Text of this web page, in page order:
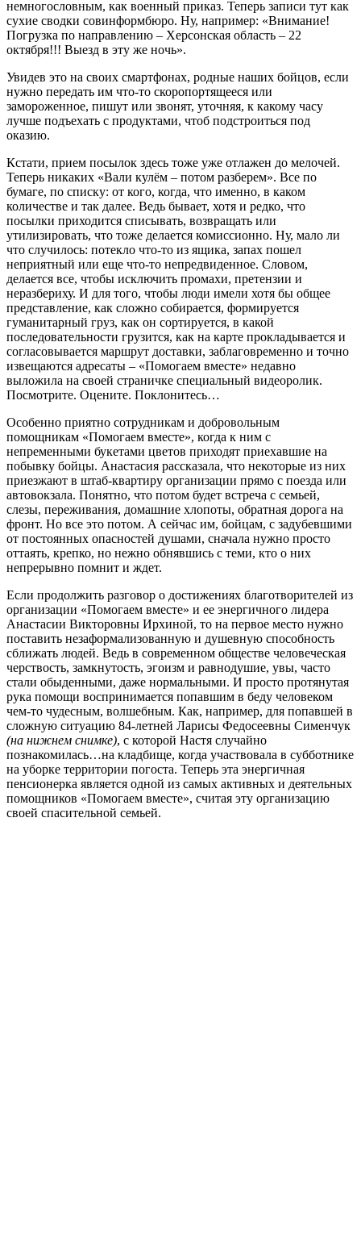
немногословным, как военный приказ. Теперь записи тут как
сухие сводки совинформбюро. Ну, например: «Внимание!
Погрузка по направлению – Херсонская область – 22
октября!!! Выезд в эту же ночь».
Увидев это на своих смартфонах, родные наших бойцов, если
нужно передать им что-то скоропортящееся или
замороженное, пишут или звонят, уточняя, к какому часу
лучше подъехать с продуктами, чтоб подстроиться под
оказию.
Кстати, прием посылок здесь тоже уже отлажен до мелочей.
Теперь никаких «Вали кулём – потом разберем». Все по
бумаге, по списку: от кого, когда, что именно, в каком
количестве и так далее. Ведь бывает, хотя и редко, что
посылки приходится списывать, возвращать или
утилизировать, что тоже делается комиссионно. Ну, мало ли
что случилось: потекло что-то из ящика, запах пошел
неприятный или еще что-то непредвиденное. Словом,
делается все, чтобы исключить промахи, претензии и
неразбериху. И для того, чтобы люди имели хотя бы общее
представление, как сложно собирается, формируется
гуманитарный груз, как он сортируется, в какой
последовательности грузится, как на карте прокладывается и
согласовывается маршрут доставки, заблаговременно и точно
извещаются адресаты – «Помогаем вместе» недавно
выложила на своей страничке специальный видеоролик.
Посмотрите. Оцените. Поклонитесь…
Особенно приятно сотрудникам и добровольным
помощникам «Помогаем вместе», когда к ним с
непременными букетами цветов приходят приехавшие на
побывку бойцы. Анастасия рассказала, что некоторые из них
приезжают в штаб-квартиру организации прямо с поезда или
автовокзала. Понятно, что потом будет встреча с семьей,
слезы, переживания, домашние хлопоты, обратная дорога на
фронт. Но все это потом. А сейчас им, бойцам, с задубевшими
от постоянных опасностей душами, сначала нужно просто
оттаять, крепко, но нежно обнявшись с теми, кто о них
непрерывно помнит и ждет.
Если продолжить разговор о достижениях благотворителей из
организации «Помогаем вместе» и ее энергичного лидера
Анастасии Викторовны Ирхиной, то на первое место нужно
поставить незаформализованную и душевную способность
сближать людей. Ведь в современном обществе человеческая
черствость, замкнутость, эгоизм и равнодушие, увы, часто
стали обыденными, даже нормальными. И просто протянутая
рука помощи воспринимается попавшим в беду человеком
чем-то чудесным, волшебным. Как, например, для попавшей в
сложную ситуацию 84-летней Ларисы Федосеевны Сименчук
(на нижнем снимке), с которой Настя случайно
познакомилась…на кладбище, когда участвовала в субботнике
на уборке территории погоста. Теперь эта энергичная
пенсионерка является одной из самых активных и деятельных
помощников «Помогаем вместе», считая эту организацию
своей спасительной семьей.